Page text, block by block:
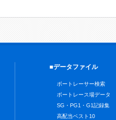
■データファイル
ボートレーサー検索
ボートレース場データ
SG・PG1・G1記録集
高配当ベスト10